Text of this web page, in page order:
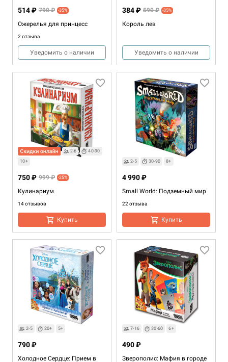
Уведомить о наличии Товар снят с продажи
Ожерелья для принцесс
2 отзыва
514 ₽ 790 ₽ -35%
Уведомить о наличии
Король лев
384 ₽ 590 ₽ -35%
Уведомить о наличии
Хит 2-5 40-80 8+
Купить
12+
Купить
2-6
40-90
10+
Кулинариум
14 отзывов
750 ₽ 999 ₽ -25%
Купить
2-5 30-90 8+
Small World: Подземный мир
22 отзыва
4 990 ₽
Купить
2-5 20+ 5+
Холодное Сердце: Прием в
790 ₽
7-16 30-60 6+
Зверополис: Мафия в городе
490 ₽